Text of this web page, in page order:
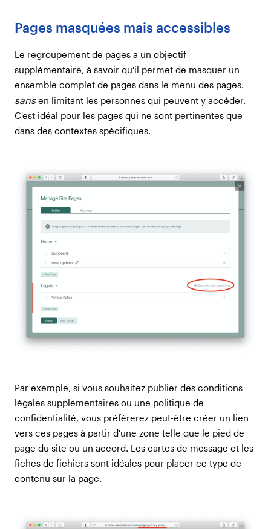
Pages masquées mais accessibles
Le regroupement de pages a un objectif
supplémentaire, à savoir qu'il permet de masquer un
ensemble complet de pages dans le menu des pages.
sansen limitant les personnes qui peuvent y accéder.
C'est idéal pour les pages qui ne sont pertinentes que
dans des contextes spécifiques.
Par exemple, si vous souhaitez publier des conditions
légales supplémentaires ou une politique de
confidentialité, vous préférerez peut-être créer un lien
vers ces pages à partir d'une zone telle que le pied de
page du site ou un accord. Les cartes de message et les
fiches de fichiers sont idéales pour placer ce type de
contenu sur la page.